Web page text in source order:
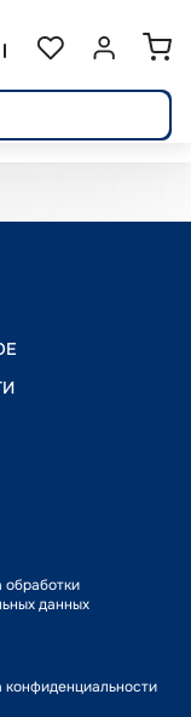
СписокВойти или
обработки
данных
конфиденциальности